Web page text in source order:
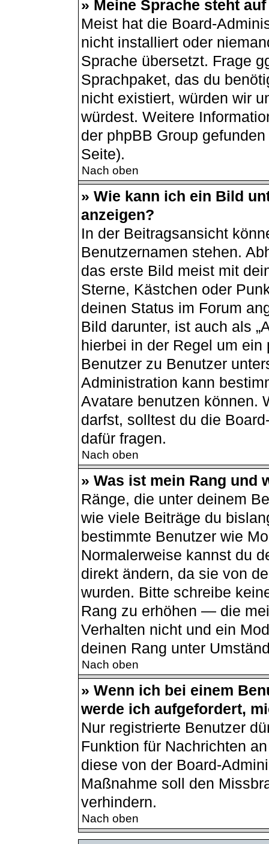
» Meine Sprache steht
Meist hat die Board-
nicht installiert oder
Sprache übersetzt. Frage
Sprachpaket, das du
nicht existiert, würden wir
würdest. Weitere
der phpBB Group
Seite).
Nach oben
» Wie kann ich ein Bild
anzeigen?
In der Beitragsansicht
Benutzernamen stehen.
das erste Bild meist mit
Sterne, Kästchen oder
deinen Status im Forum
Bild darunter, ist auch als
hierbei in der Regel um
Benutzer zu Benutzer
Administration kann
Avatare benutzen können.
darfst, solltest du die
dafür fragen.
Nach oben
» Was ist mein Rang und
Ränge, die unter deinem
wie viele Beiträge du
bestimmte Benutzer wie
Normalerweise kannst du
direkt ändern, da sie von
wurden. Bitte schreibe
Rang zu erhöhen — die
Verhalten nicht und ein
deinen Rang unter
Nach oben
» Wenn ich bei einem
werde ich aufgefordert,
Nur registrierte Benutzer
Funktion für Nachrichten
diese von der Board-
Maßnahme soll den
verhindern.
Nach oben